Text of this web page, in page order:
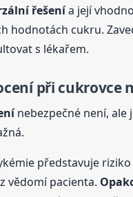
řešenía její
hodnotách cukru.
s lékařem.
při cukrovce
nebezpečné není, ale
představuje
vědomí pacienta.